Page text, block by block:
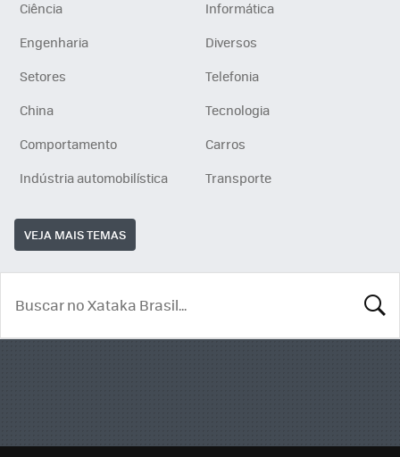
Ciência
Informática
Engenharia
Diversos
Setores
Telefonia
China
Tecnologia
Comportamento
Carros
Indústria automobilística
Transporte
VEJA MAIS TEMAS